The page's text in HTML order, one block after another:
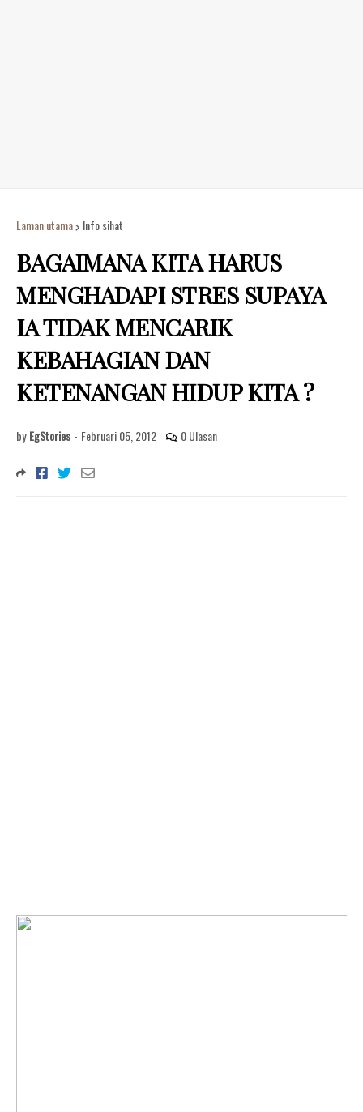
Laman utama Info sihat
BAGAIMANA KITA HARUS
MENGHADAPI STRES SUPAYA
IA TIDAK MENCARIK
KEBAHAGIAN DAN
KETENANGAN HIDUP KITA ?
by EgStories - Februari 05, 2012 0 Ulasan